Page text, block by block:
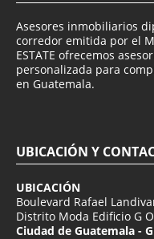
Asesores inmobiliarios
corredor emitida por el
ESTATE ofrecemos
personalizada para
en Guatemala.
UBICACIÓN Y
UBICACIÓN
Boulevard Rafael
Distrito Moda Edificio G
Ciudad de Guatemala -